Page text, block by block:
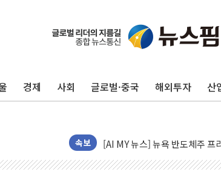
경제 사회 글로벌·중국 해외투자 산
속보
미 연준 매파 기세 꺾이나…고용
[종합] 이슬람 수니파 3국, '공
美 항소법원, 백악관 무도회장
이란 핵심 원유 수출항 '하르
[AI MY 뉴스] 뉴욕 반도체주
뉴욕증시 프리뷰, 美 고용 쇼